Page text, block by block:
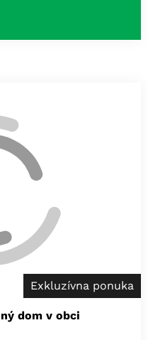
Exkluzívna ponuka
dom v obci